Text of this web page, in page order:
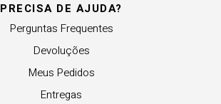
PRECISA DE AJUDA?
Perguntas Frequentes
Devoluções
Meus Pedidos
Entregas